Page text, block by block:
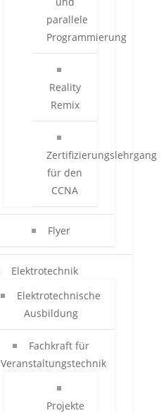
parallele
Programmierung
Reality
Remix
Zertifizierungslehrgang
für den
CCNA
Flyer
Elektrotechnik
Elektrotechnische
Ausbildung
Fachkraft für
Veranstaltungstechnik
Projekte